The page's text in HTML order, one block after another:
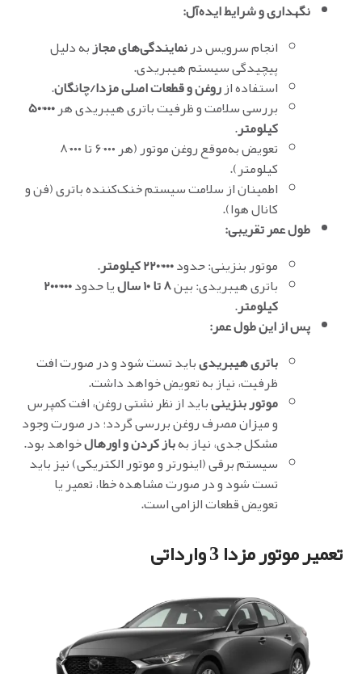
نگهداری و شرایط ایده‌آل:
انجام سرویس درنمایندگی‌های مجازبه دلیل
پیچیدگی سیستم هیبریدی.
استفاده ازروغن و قطعات اصلی مزدا/چانگان.
بررسی سلامت و ظرفیت باتری هیبریدی هر۵۰٬۰۰۰
کیلومتر.
تعویض به‌موقع روغن موتور (هر ۶٬۰۰۰ تا ۸٬۰۰۰
کیلومتر).
اطمینان از سلامت سیستم خنک‌کننده باتری (فن و
کانال هوا).
طول عمر تقریبی:
موتور بنزینی: حدود۲۲۰٬۰۰۰ کیلومتر .
باتری هیبریدی: بین۸ تا ۱۰ سال یا حدود۲۰۰٬۰۰۰
کیلومتر.
پس از این طول عمر:
باتری هیبریدیباید تست شود و در صورت افت
ظرفیت، نیاز به تعویض خواهد داشت.
موتور بنزینیباید از نظر نشتی روغن، افت کمپرس
و میزان مصرف روغن بررسی گردد؛ در صورت وجود
مشکل جدی، نیاز بهباز کردن و اورهالخواهد بود.
سیستم برقی (اینورتر و موتور الکتریکی) نیز باید
تست شود و در صورت مشاهده خطا، تعمیر یا
تعویض قطعات الزامی است.
تعمیر موتور مزدا 3 وارداتی